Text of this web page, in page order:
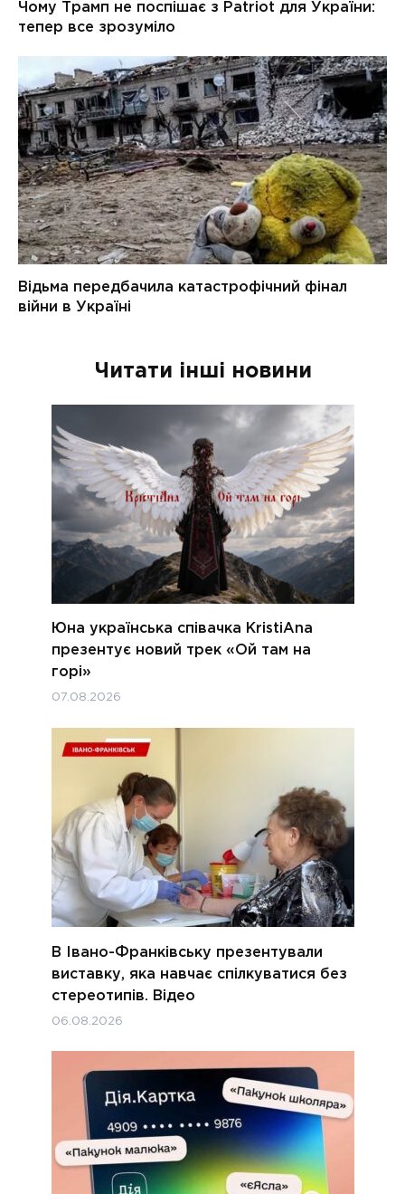
Читати інші новини
Юна українська співачка KristiAna
презентує новий трек «Ой там на
горі»
07.08.2026
В Івано-Франківську презентували
виставку, яка навчає спілкуватися без
стереотипів. Відео
06.08.2026